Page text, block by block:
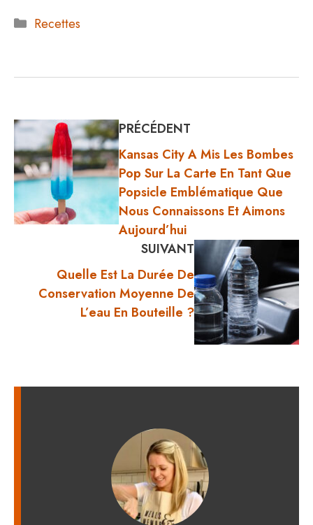
Catégories
Recettes
PRÉCÉDENT
Kansas City A Mis Les Bombes
Pop Sur La Carte En Tant Que
Popsicle Emblématique Que
Nous Connaissons Et Aimons
Aujourd’hui
SUIVANT
Quelle Est La Durée De
Conservation Moyenne De
L’eau En Bouteille ?